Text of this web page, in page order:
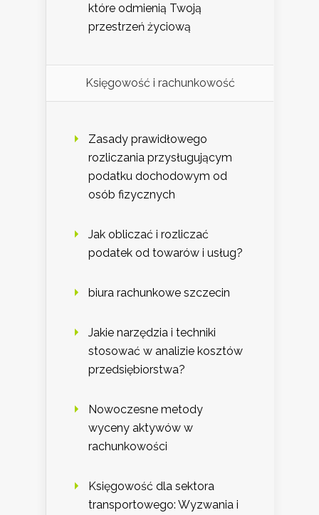
które odmienią Twoją
przestrzeń życiową
Księgowość i rachunkowość
Zasady prawidłowego
rozliczania przysługującym
podatku dochodowym od
osób fizycznych
Jak obliczać i rozliczać
podatek od towarów i usług?
biura rachunkowe szczecin
Jakie narzędzia i techniki
stosować w analizie kosztów
przedsiębiorstwa?
Nowoczesne metody
wyceny aktywów w
rachunkowości
Księgowość dla sektora
transportowego: Wyzwania i